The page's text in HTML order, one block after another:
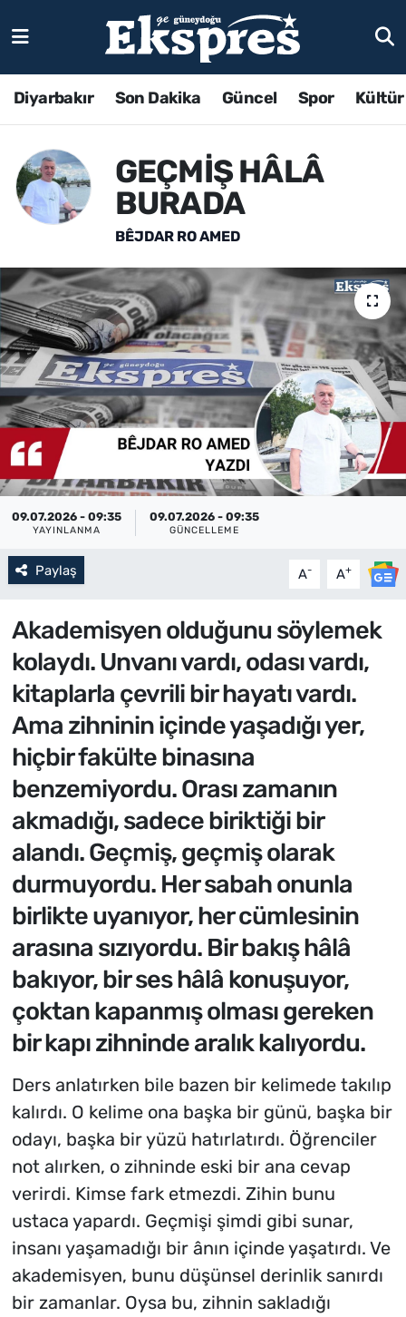
Diyarbakır Son Dakika Güncel Spor
GEÇMİŞ HÂLÂ
BURADA
BÊJDAR RO AMED
09.07.2026 - 09:35
YAYINLANMA
09.07.2026 - 09:35
GÜNCELLEME
Paylaş A- A+
Akademisyen olduğunu söylemek
kolaydı. Unvanı vardı, odası vardı,
kitaplarla çevrili bir hayatı vardı.
Ama zihninin içinde yaşadığı yer,
hiçbir fakülte binasına
benzemiyordu. Orası zamanın
akmadığı, sadece biriktiği bir
alandı. Geçmiş, geçmiş olarak
durmuyordu. Her sabah onunla
birlikte uyanıyor, her cümlesinin
arasına sızıyordu. Bir bakış hâlâ
bakıyor, bir ses hâlâ konuşuyor,
çoktan kapanmış olması gereken
bir kapı zihninde aralık kalıyordu.
Ders anlatırken bile bazen bir kelimede takılıp
kalırdı. O kelime ona başka bir günü, başka bir
odayı, başka bir yüzü hatırlatırdı. Öğrenciler
not alırken, o zihninde eski bir ana cevap
verirdi. Kimse fark etmezdi. Zihin bunu
ustaca yapardı. Geçmişi şimdi gibi sunar,
insanı yaşamadığı bir ânın içinde yaşatırdı. Ve
akademisyen, bunu düşünsel derinlik sanırdı
bir zamanlar. Oysa bu, zihnin sakladığı